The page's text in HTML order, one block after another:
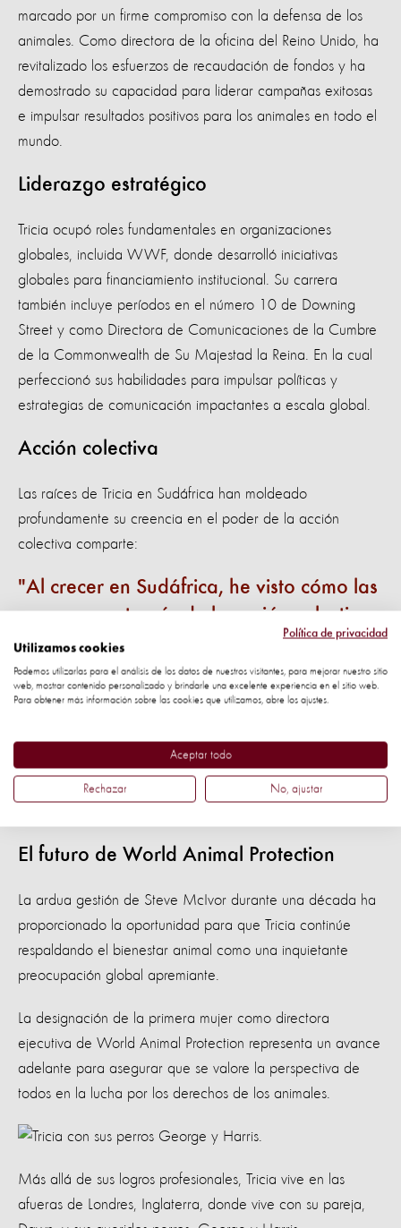
marcado por un firme compromiso con la defensa de los
animales. Como directora de la oficina del Reino Unido, ha
revitalizado los esfuerzos de recaudación de fondos y ha
demostrado su capacidad para liderar campañas exitosas
e impulsar resultados positivos para los animales en todo el
mundo.
Liderazgo estratégico
Tricia ocupó roles fundamentales en organizaciones
globales, incluida WWF, donde desarrolló iniciativas
globales para financiamiento institucional. Su carrera
también incluye períodos en el número 10 de Downing
Street y como Directora de Comunicaciones de la Cumbre
de la Commonwealth de Su Majestad la Reina. En la cual
perfeccionó sus habilidades para impulsar políticas y
estrategias de comunicación impactantes a escala global.
Acción colectiva
Las raíces de Tricia en Sudáfrica han moldeado
profundamente su creencia en el poder de la acción
colectiva comparte:
Al crecer en Sudáfrica, he visto cómo las
personas, a través de la acción colectiva,
pueden cambiar el mundo. Sé que
trabajando juntos, con nuestros
seguidores y activistas a nivel mundial,
animales y, al mismo tiempo,
beneficiaremos a las personas y al
planeta.
El futuro de World Animal Protection
La ardua gestión de Steve McIvor durante una década ha
proporcionado la oportunidad para que Tricia continúe
respaldando el bienestar animal como una inquietante
preocupación global apremiante.
La designación de la primera mujer como directora
ejecutiva de World Animal Protection representa un avance
adelante para asegurar que se valore la perspectiva de
todos en la lucha por los derechos de los animales.
Más allá de sus logros profesionales, Tricia vive en las
afueras de Londres, Inglaterra, donde vive con su pareja,
Política de privacidad
Utilizamos cookies
Podemos utilizarlas para el análisis de los datos de nuestros visitantes, para mejorar nuestro sitio
web, mostrar contenido personalizado y brindarle una excelente experiencia en el sitio web.
Para obtener más información sobre las cookies que utilizamos, abre los ajustes.
Aceptar todo
Rechazar No, ajustar